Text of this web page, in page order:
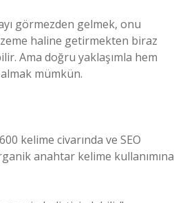
görmezden gelmek, onu
haline getirmekten biraz
Ama doğru yaklaşımla hem
mümkün.
kelime civarında ve SEO
anahtar kelime kullanımına